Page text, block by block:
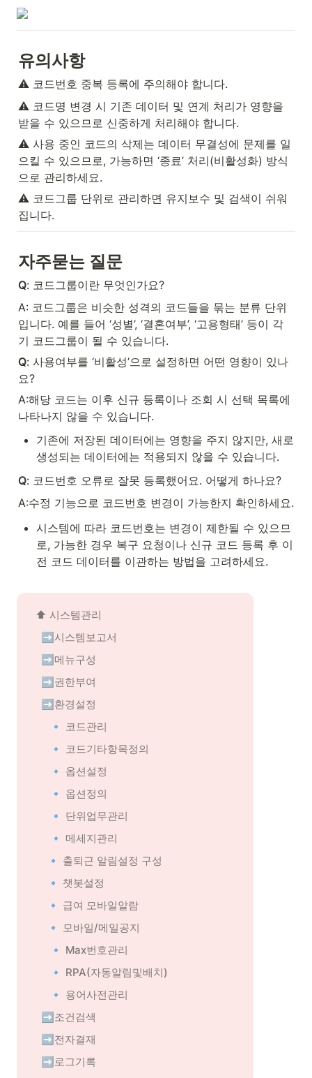
유의사항
⚠️ 코드번호 중복 등록에 주의해야 합니다.
⚠️ 코드명 변경 시 기존 데이터 및 연계 처리가 영향을
받을 수 있으므로 신중하게 처리해야 합니다.
⚠️ 사용 중인 코드의 삭제는 데이터 무결성에 문제를 일
으킬 수 있으므로, 가능하면 ‘종료’ 처리(비활성화) 방식
으로 관리하세요.
⚠️ 코드그룹 단위로 관리하면 유지보수 및 검색이 쉬워
집니다.
자주묻는 질문
Q: 코드그룹이란 무엇인가요?
A: 코드그룹은 비슷한 성격의 코드들을 묶는 분류 단위
입니다. 예를 들어 ‘성별’, ‘결혼여부’, ‘고용형태’ 등이 각
기 코드그룹이 될 수 있습니다.
Q: 사용여부를 ‘비활성’으로 설정하면 어떤 영향이 있나
요?
A:해당 코드는 이후 신규 등록이나 조회 시 선택 목록에
나타나지 않을 수 있습니다.
기존에 저장된 데이터에는 영향을 주지 않지만, 새로
생성되는 데이터에는 적용되지 않을 수 있습니다.
Q: 코드번호 오류로 잘못 등록했어요. 어떻게 하나요?
A:수정 기능으로 코드번호 변경이 가능한지 확인하세요.
시스템에 따라 코드번호는 변경이 제한될 수 있으므
로, 가능한 경우 복구 요청이나 신규 코드 등록 후 이
전 코드 데이터를 이관하는 방법을 고려하세요.
⬆️ 시스템관리
➡️시스템보고서
➡️메뉴구성
➡️권한부여
➡️환경설정
🔹 코드관리
🔹 코드기타항목정의
🔹 옵션설정
🔹 옵션정의
🔹 단위업무관리
🔹 메세지관리
🔹 출퇴근 알림설정 구성
🔹 챗봇설정
🔹 급여 모바일알람
🔹 모바일/메일공지
🔹 Max번호관리
🔹 RPA(자동알림및배치)
🔹 용어사전관리
➡️조건검색
➡️전자결재
➡️로그기록